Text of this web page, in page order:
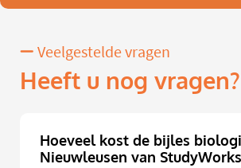
Veelgestelde vragen
Heeft u nog vragen?
Hoeveel kost de bijles
Nieuwleusen van